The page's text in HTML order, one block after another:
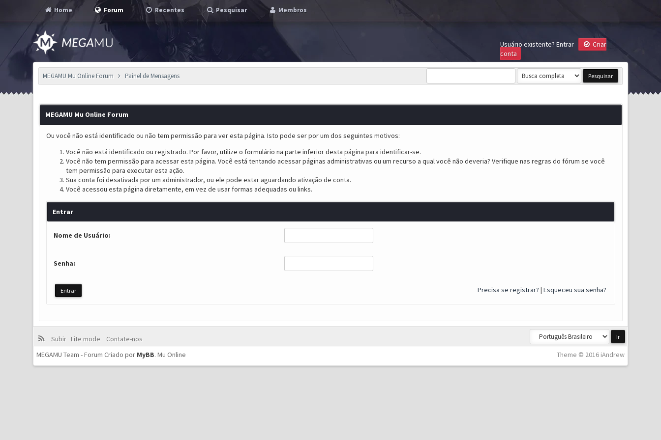
Home Forum Recentes Pesquisar Membros
Usuário existente? Entrar
Criar
conta
MEGAMU Mu Online Forum Painel de Mensagens
MEGAMU Mu Online Forum
Ou você não está identificado ou não tem permissão para ver esta página. Isto pode ser por um dos seguintes motivos:
Você não está identificado ou registrado. Por favor, utilize o formulário na parte inferior desta página para identificar-se.
Você não tem permissão para acessar esta página. Você está tentando acessar páginas administrativas ou um recurso a qual você não deveria? Verifique nas regras do fórum se você
tem permissão para executar esta ação.
Sua conta foi desativada por um administrador, ou ele pode estar aguardando ativação de conta.
Você acessou esta página diretamente, em vez de usar formas adequadas ou links.
Entrar
Nome de Usuário:
Senha:
Precisa se registrar? | Esqueceu sua senha?
Subir Lite mode
Contate-nos
Theme © 2016 iAndrew
MEGAMU Team - Forum Criado por MyBB.Mu Online